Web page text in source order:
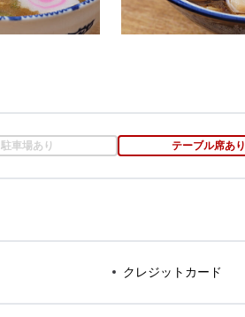
駐車場あり テーブル席あり
クレジットカード